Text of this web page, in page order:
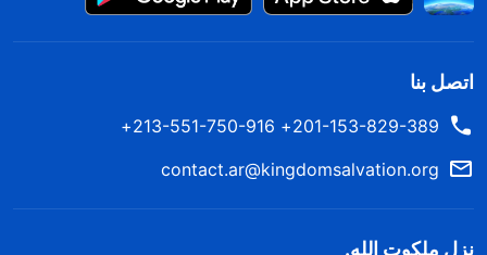
اتصل بنا
201-153-829-389+ 213-551-750-916+
contact.ar@kingdomsalvation.org
نزل ملكوت الله.